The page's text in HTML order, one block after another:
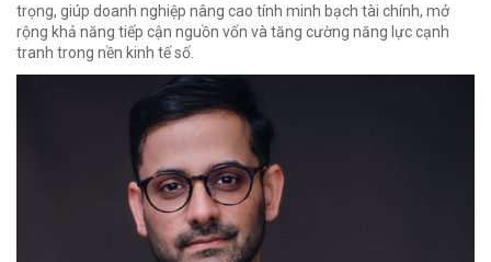
trọng, giúp doanh nghiệp nâng cao tính minh bạch tài chính, mở
rộng khả năng tiếp cận nguồn vốn và tăng cường năng lực cạnh
tranh trong nền kinh tế số.